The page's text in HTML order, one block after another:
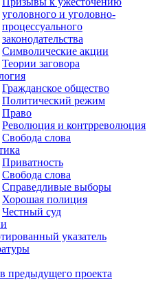
уголовного и уголовно-
процессуального
законодательства
Символические акции
Теории заговора
Гражданское общество
Политический режим
Право
Революция и контрреволюция
Свобода слова
Приватность
Свобода слова
Справедливые выборы
Хорошая полиция
Честный суд
указатель
предыдущего проекта